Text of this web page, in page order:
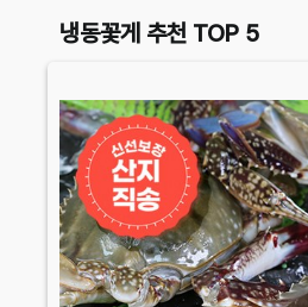
냉동꽃게 추천 TOP 5